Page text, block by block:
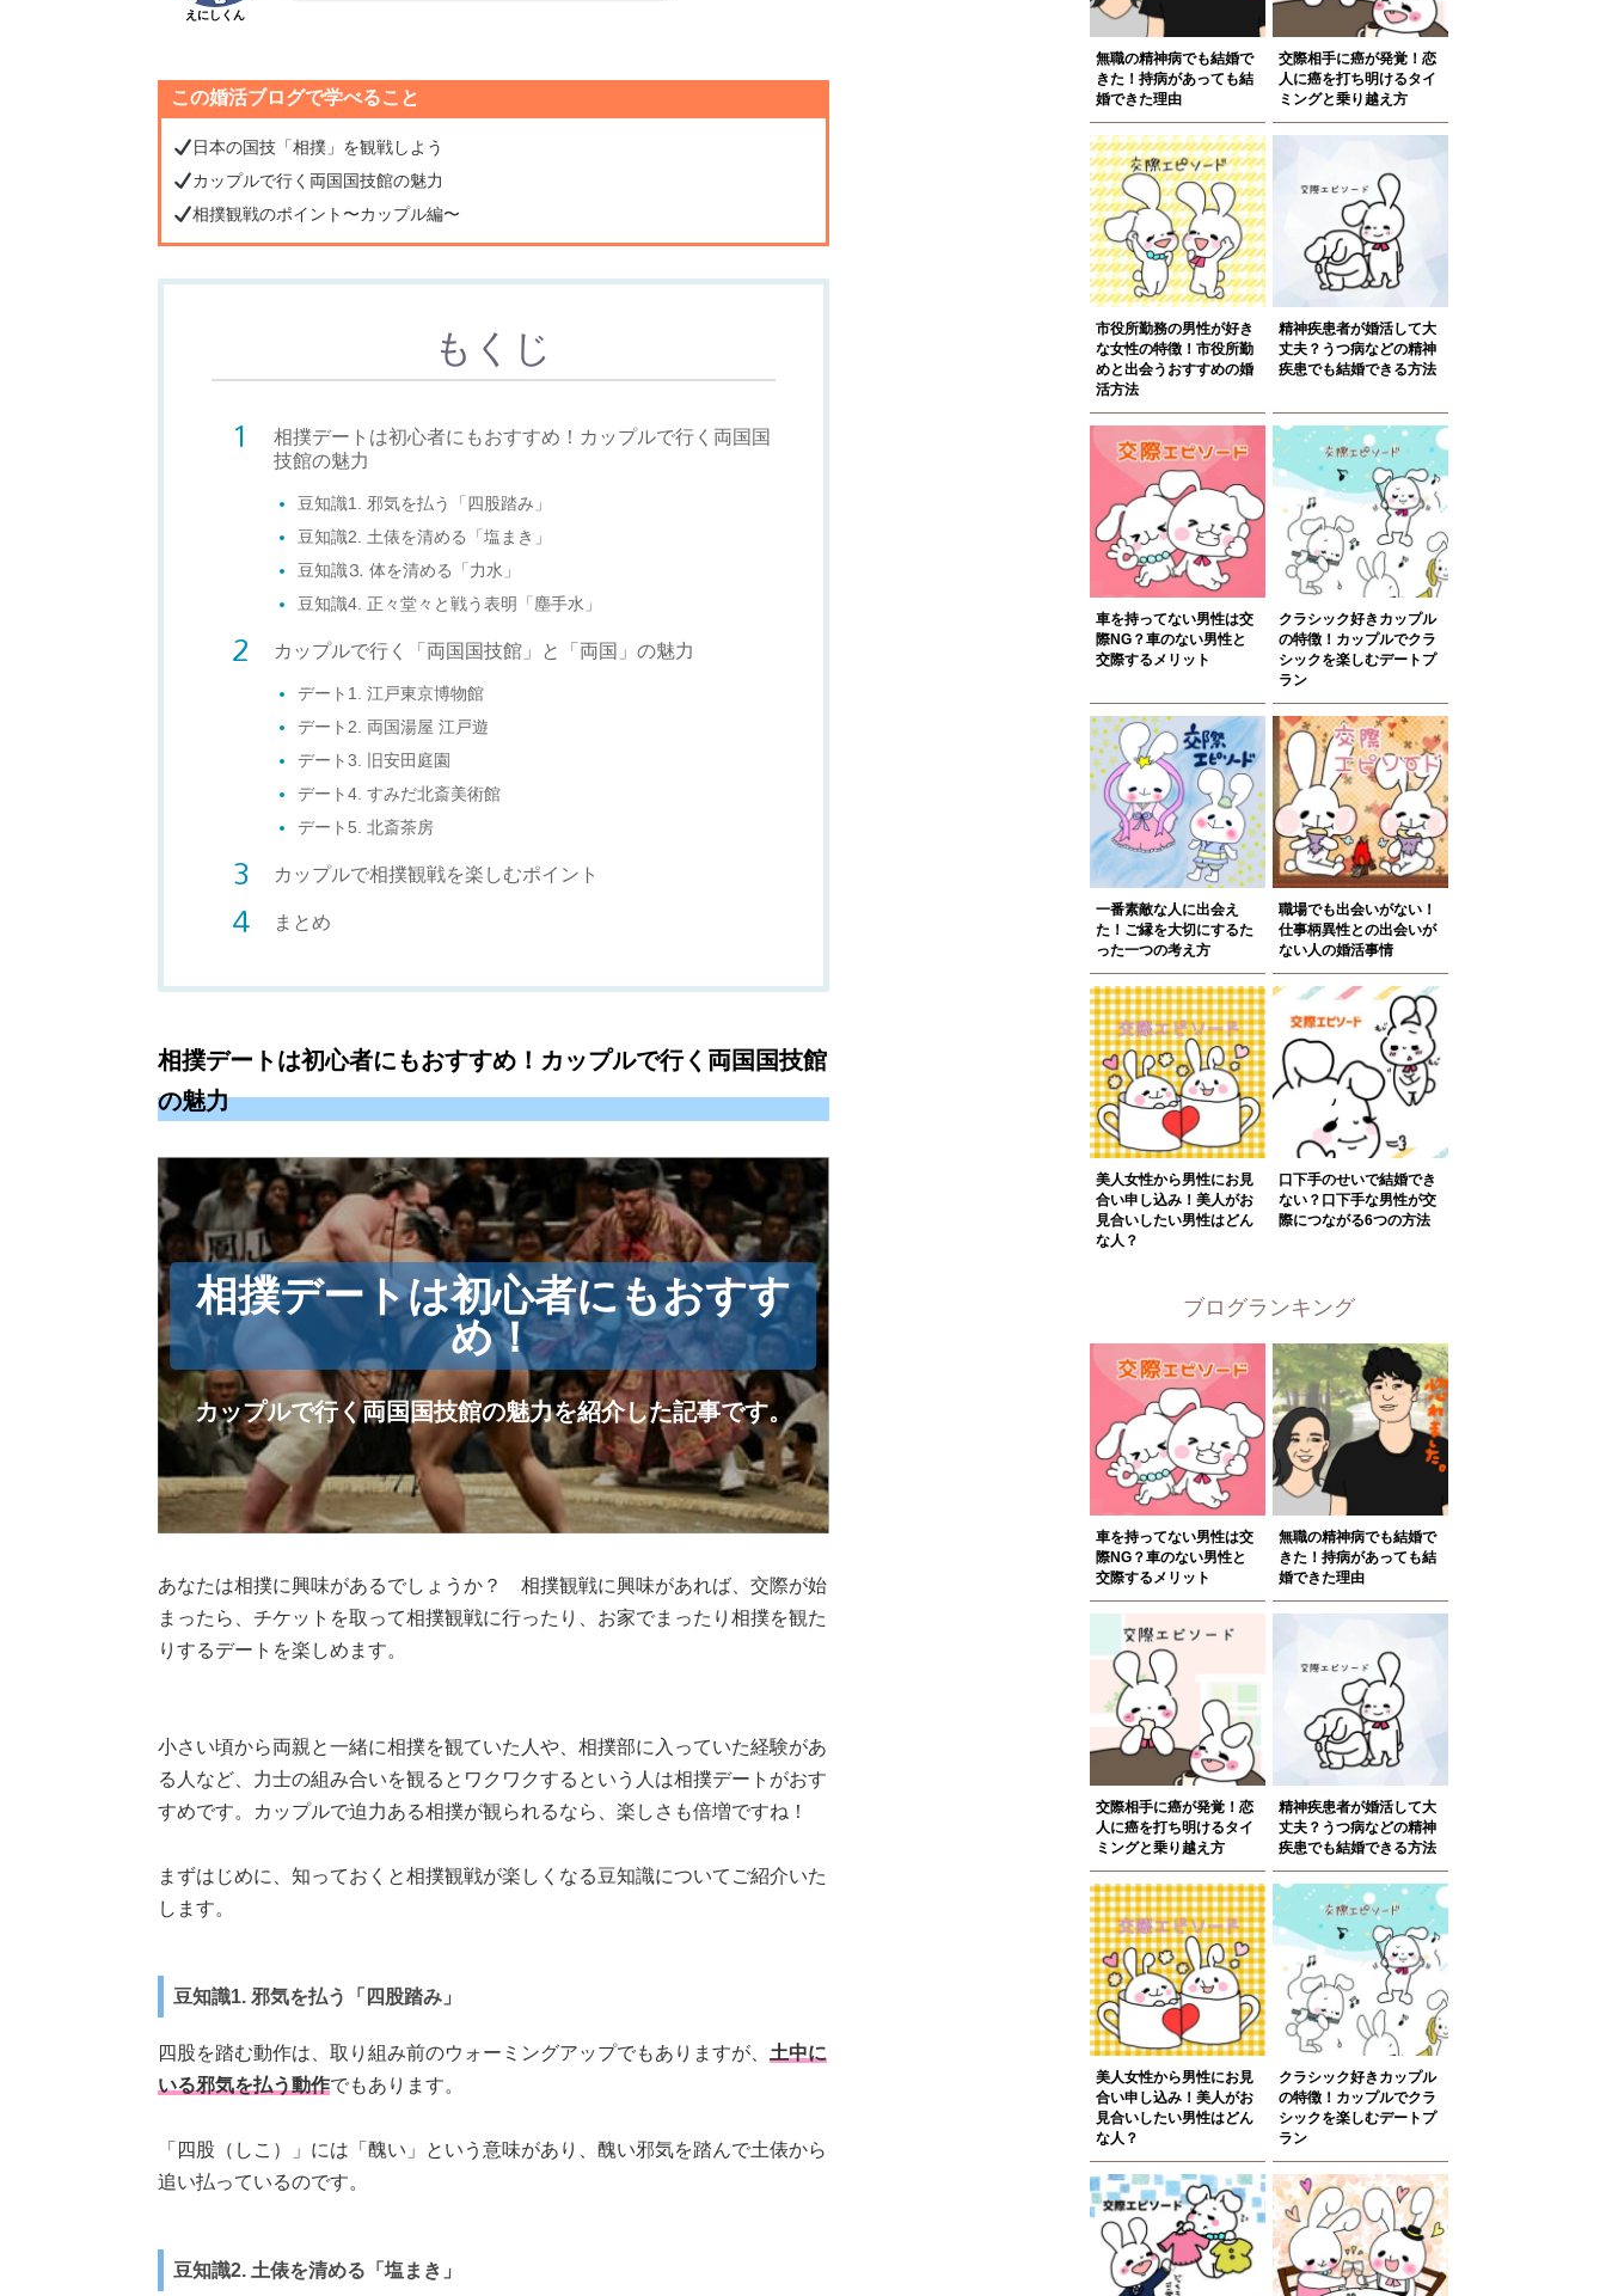
えにしくん
この婚活ブログで学べること
日本の国技「相撲」を観戦しよう
カップルで行く両国国技館の魅力
相撲観戦のポイント〜カップル編〜
もくじ
相撲デートは初心者にもおすすめ！カップルで行く両国国
技館の魅力
豆知識1. 邪気を払う「四股踏み」
豆知識2. 土俵を清める「塩まき」
豆知識⒊ 体を清める「力水」
豆知識4. 正々堂々と戦う表明「塵手水」
カップルで行く「両国国技館」と「両国」の魅力
デート1. 江戸東京博物館
デート2. 両国湯屋 江戸遊
デート3. 旧安田庭園
デート4. すみだ北斎美術館
デート5. 北斎茶房
カップルで相撲観戦を楽しむポイント
まとめ
相撲デートは初心者にもおすすめ！カップルで行く両国国技館
の魅力
相撲デートは初心者にもおすす
め！
カップルで行く両国国技館の魅力を紹介した記事です。
あなたは相撲に興味があるでしょうか？ 相撲観戦に興味があれば、交際が始
まったら、チケットを取って相撲観戦に行ったり、お家でまったり相撲を観た
りするデートを楽しめます。
小さい頃から両親と一緒に相撲を観ていた人や、 相撲部に入っていた経験があ
る人など、 力士の組み合いを観るとワクワクするという人は相撲デートがおす
すめです。
カップルで迫力ある相撲が観られるなら、楽しさも倍増ですね！
まずはじめに、知っておくと相撲観戦が楽しくなる豆知識についてご紹介いた
します。
豆知識1. 邪気を払う「四股踏み」
四股を踏む動作は、取り組み前のウォーミングアップでもありますが、 土中に
いる邪気を払う動作でもあります。
「四股（しこ）」には「醜い」という意味があり、醜い邪気を踏んで土俵から
追い払っているのです。
豆知識2. 土俵を清める「塩まき」
無職の精神病でも結婚で
きた！持病があっても結
婚できた理由
交際相手に癌が発覚！恋
人に癌を打ち明けるタイ
ミングと乗り越え方
市役所勤務の男性が好き
な女性の特徴！市役所勤
めと出会うおすすめの婚
活方法
精神疾患者が婚活して大
丈夫？うつ病などの精神
疾患でも結婚できる方法
車を持ってない男性は交
際NG？車のない男性と
交際するメリット
クラシック好きカップル
の特徴！カップルでクラ
シックを楽しむデートプ
ラン
一番素敵な人に出会え
た！ご縁を大切にするた
った一つの考え方
職場でも出会いがない！
仕事柄異性との出会いが
ない人の婚活事情
美人女性から男性にお見
合い申し込み！美人がお
見合いしたい男性はどん
な人？
口下手のせいで結婚でき
ない？口下手な男性が交
際につながる6つの方法
ブログランキング
車を持ってない男性は交
際NG？車のない男性と
交際するメリット
無職の精神病でも結婚で
きた！持病があっても結
婚できた理由
交際相手に癌が発覚！恋
人に癌を打ち明けるタイ
ミングと乗り越え方
精神疾患者が婚活して大
丈夫？うつ病などの精神
疾患でも結婚できる方法
美人女性から男性にお見
合い申し込み！美人がお
見合いしたい男性はどん
な人？
クラシック好きカップル
の特徴！カップルでクラ
シックを楽しむデートプ
ラン